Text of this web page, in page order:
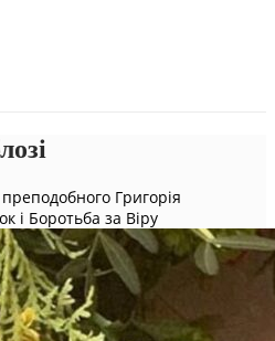
Григорія
і Боротьба за Віру